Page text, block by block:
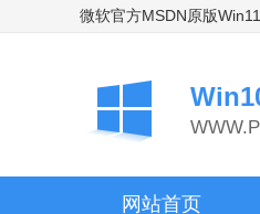
微软官方MSDN原版
网站首页